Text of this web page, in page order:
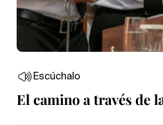
Escúchalo
El camino a través de